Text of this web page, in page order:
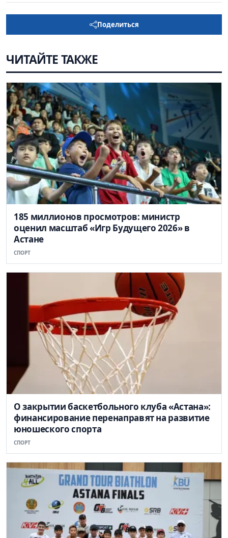
Поделиться
ЧИТАЙТЕ ТАКЖЕ
185 миллионов просмотров: министр
оценил масштаб «Игр Будущего 2026» в
Астане
СПОРТ
О закрытии баскетбольного клуба «Астана»:
финансирование перенаправят на развитие
юношеского спорта
СПОРТ